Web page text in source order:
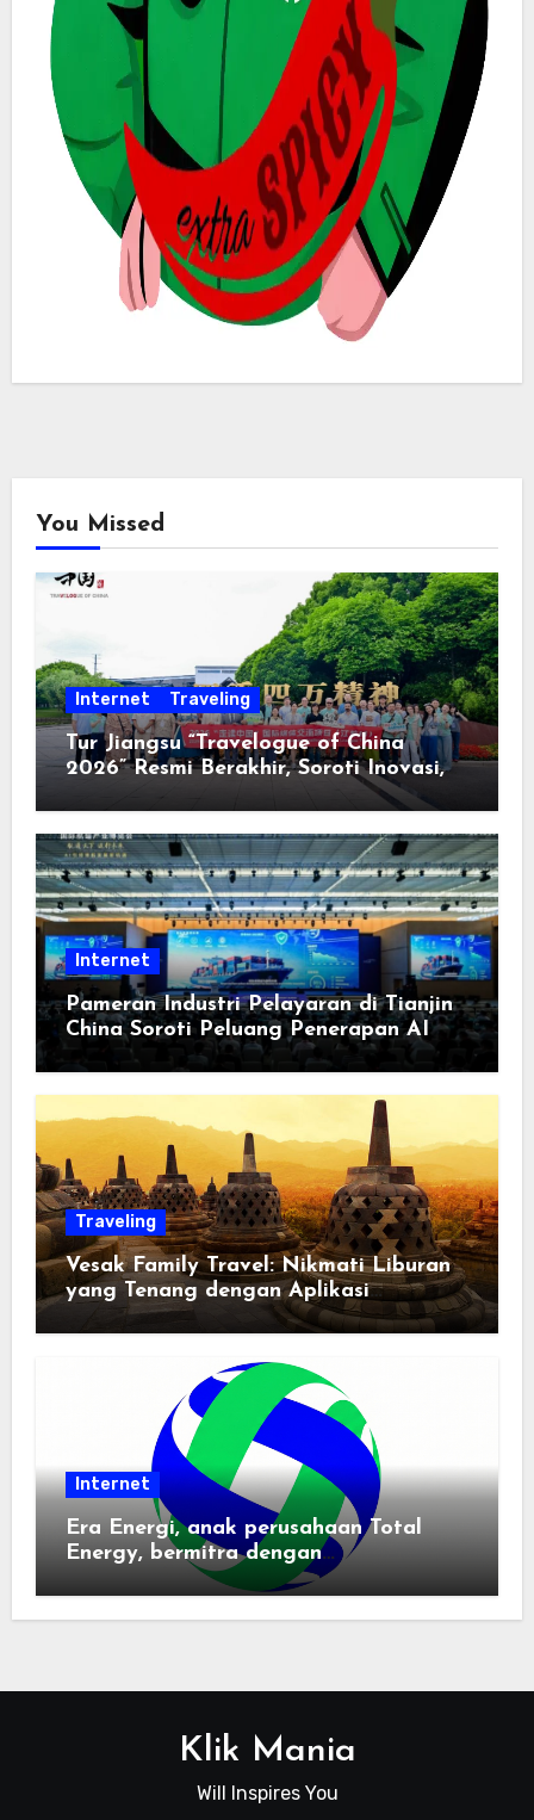
You Missed
Internet Traveling
Tur Jiangsu “Travelogue of China
2026” Resmi Berakhir, Soroti Inovasi,
Keterbukaan, dan Pembangunan
Berorientasi pada Masyarakat
Internet
Pameran Industri Pelayaran di Tianjin
China Soroti Peluang Penerapan AI
Traveling
Vesak Family Travel: Nikmati Liburan
yang Tenang dengan Aplikasi
Pemindai PDF
Internet
Era Energi, anak perusahaan Total
Energy, bermitra dengan
Zhuochuangtong untuk mempercepat
transisi energi Indonesia — raksasa
Klik Mania
Will Inspires You